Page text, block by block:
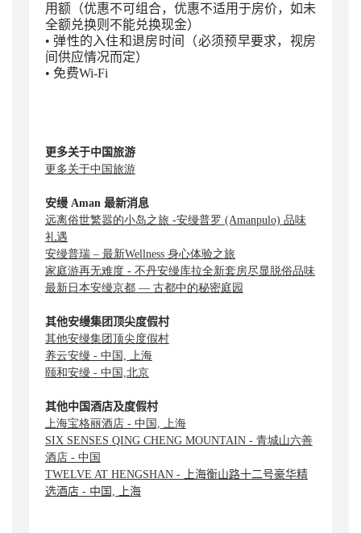
用额（优惠不可组合，优惠不适用于房价，如未
全额兑换则不能兑换现金）
• 弹性的入住和退房时间（必须预早要求，视房
间供应情况而定）
• 免费Wi-Fi
更多关于中国旅游
更多关于中国旅游
安缦 Aman 最新消息
远离俗世繁嚣的小岛之旅 -安缦普罗 (Amanpulo) 品味
礼遇
安缦普瑞 – 最新Wellness 身心体验之旅
家庭游再无难度 - 不丹安缦库拉全新套房尽显脱俗品味
最新日本安缦京都 — 古都中的秘密庭园
其他安缦集团顶尖度假村
其他安缦集团顶尖度假村
养云安缦 - 中国, 上海
颐和安缦 - 中国,北京
其他中国酒店及度假村
上海宝格丽酒店 - 中国, 上海
SIX SENSES QING CHENG MOUNTAIN - 青城山六善
酒店 - 中国
TWELVE AT HENGSHAN - 上海衡山路十二号豪华精
选酒店 - 中国, 上海